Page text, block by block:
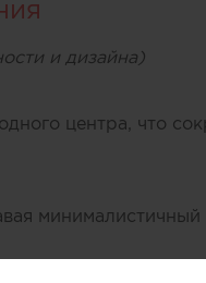
и дизайна)
центра, что
минималистичный